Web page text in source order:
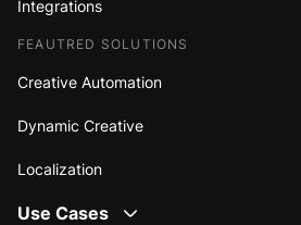
Integrations
FEAUTRED SOLUTIONS
Creative Automation
Dynamic Creative
Localization
Use Cases